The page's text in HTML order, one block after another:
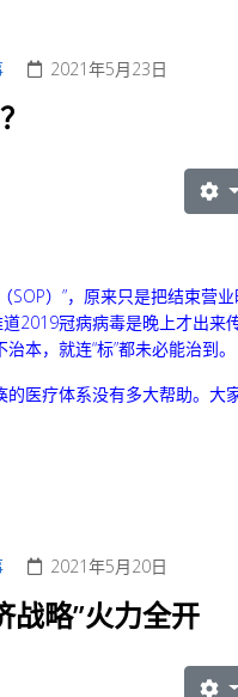
2021年5月23日
SOP）”，原来只是把结束营
2019冠病病毒是晚上才出来
本，就连“标”都未必能治到。
医疗体系没有多大帮助。 大
2021年5月20日
战略”火力全开